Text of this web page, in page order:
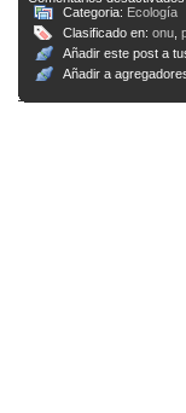
Categoria: Ecología
Clasificado en: onu
Añadir este post a
Añadir a